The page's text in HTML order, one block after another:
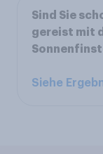
Sind Sie
gereist mit
Siehe